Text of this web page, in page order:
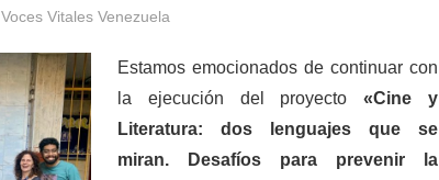
Voces Vitales Venezuela
Estamos emocionados de continuar con
la ejecución del proyecto«Cine y
Literatura: dos lenguajes que se
miran. Desafíos para prevenir la